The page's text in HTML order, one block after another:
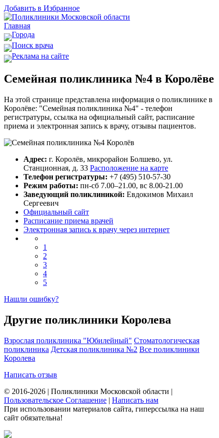
Добавить в Избранное
Главная
Города
Поиск врача
Реклама на сайте
Cемейная поликлиника №4 в Королёве
На этой странице представлена информация о поликлинике в
Королёве: "Cемейная поликлиника №4" - телефон
регистратуры, ссылка на официальный сайт, расписание
приема и электронная запись к врачу, отзывы пациентов.
Адрес: г. Королёв, микрорайон Болшево, ул.
Станционная, д. 33 Расположение на карте
Телефон регистратуры: +7 (495) 510-57-30
Режим работы: пн-сб 7.00–21.00, вс 8.00-21.00
Заведующий поликлиникой: Евдокимов Михаил
Сергеевич
Официальный сайт
Расписание приема врачей
Электронная запись к врачу через интернет
1
2
3
4
5
Нашли ошибку?
Другие поликлиники Королева
Взрослая поликлиника "Юбилейный" Стоматологическая
поликлиника Детская поликлиника №2 Все поликлиники
Королева
Написать отзыв
© 2016-2026 | Поликлиники Московской области |
Пользовательское Соглашение | Написать нам
При использовании материалов сайта, гиперссылка на наш
сайт обязательна!